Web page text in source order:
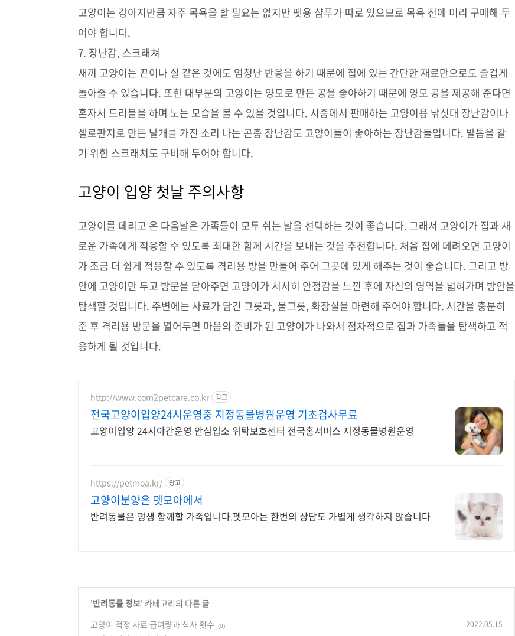
고양이는 강아지만큼 자주 목욕을 할 필요는 없지만 펫용 샴푸가 따로 있으므로 목욕 전에 미리 구매해 두
어야 합니다.
7. 장난감, 스크래쳐
새끼 고양이는 끈이나 실 같은 것에도 엄청난 반응을 하기 때문에 집에 있는 간단한 재료만으로도 즐겁게
놀아줄 수 있습니다. 또한 대부분의 고양이는 양모로 만든 공을 좋아하기 때문에 양모 공을 제공해 준다면
혼자서 드리블을 하며 노는 모습을 볼 수 있을 것입니다. 시중에서 판매하는 고양이용 낚싯대 장난감이나
셀로판지로 만든 날개를 가진 소리 나는 곤충 장난감도 고양이들이 좋아하는 장난감들입니다. 발톱을 갈
기 위한 스크래쳐도 구비해 두어야 합니다.
고양이 입양 첫날 주의사항
고양이를 데리고 온 다음날은 가족들이 모두 쉬는 날을 선택하는 것이 좋습니다. 그래서 고양이가 집과 새
로운 가족에게 적응할 수 있도록 최대한 함께 시간을 보내는 것을 추천합니다. 처음 집에 데려오면 고양이
가 조금 더 쉽게 적응할 수 있도록 격리용 방을 만들어 주어 그곳에 있게 해주는 것이 좋습니다. 그리고 방
안에 고양이만 두고 방문을 닫아주면 고양이가 서서히 안정감을 느낀 후에 자신의 영역을 넓혀가며 방안을
탐색할 것입니다. 주변에는 사료가 담긴 그릇과, 물그릇, 화장실을 마련해 주어야 합니다. 시간을 충분히
준 후 격리용 방문을 열어두면 마음의 준비가 된 고양이가 나와서 점차적으로 집과 가족들을 탐색하고 적
응하게 될 것입니다.
http://www.com2petcare.co.kr 광고
전국고양이입양24시운영중 지정동물병원운영 기초검사무료
고양이입양 24시야간운영 안심입소 위탁보호센터 전국홈서비스 지정동물병원운영
https://petmoa.kr/ 광고
고양이분양은 펫모아에서
반려동물은 평생 함께할 가족입니다.펫모아는 한번의 상담도 가볍게 생각하지 않습니다
'반려동물 정보' 카테고리의 다른 글
고양이 적정 사료 급여량과 식사 횟수
(0) 2022.05.15